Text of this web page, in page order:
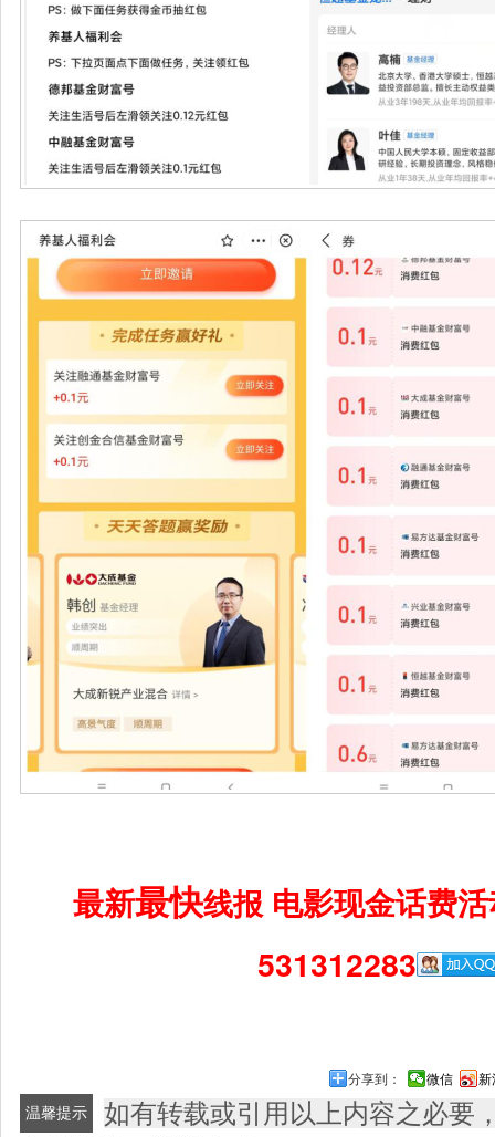
最新最快线报 电影现金话费
531312283
分享到： 微信 新
温馨提示
如有转载或引用以上内容之必要